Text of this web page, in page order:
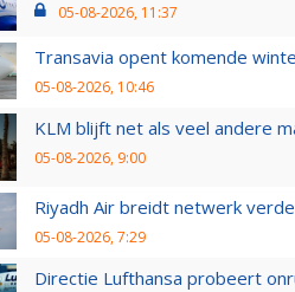
05-08-2026, 11:37
Transavia opent komende
05-08-2026, 10:46
KLM blijft net als veel andere
05-08-2026, 9:00
Riyadh Air breidt netwerk
05-08-2026, 7:29
Directie Lufthansa probeert